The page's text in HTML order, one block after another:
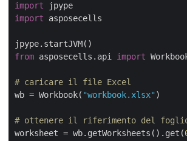
import
import asposecells
from asposecells.api import
# caricare il file Excel
wb = Workbook( "workbook.xlsx" )
# ottenere il riferimento del
worksheet = wb.getWorksheets().get(